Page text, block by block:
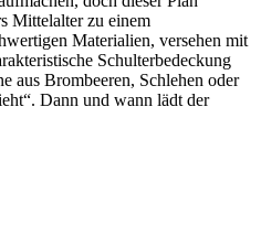
Mittelalter zu einem
Materialien, versehen mit
Schulterbedeckung
aus Brombeeren, Schlehen oder
Dann und wann lädt der